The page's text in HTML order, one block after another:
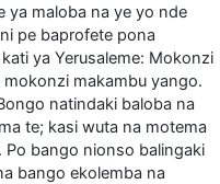
ya maloba na ye yo nde
pe baprofete pona
ya Yerusaleme: Mokonzi
mokonzi makambu yango.
natindaki baloba na
te; kasi wuta na motema
bango nionso balingaki
bango ekolemba na